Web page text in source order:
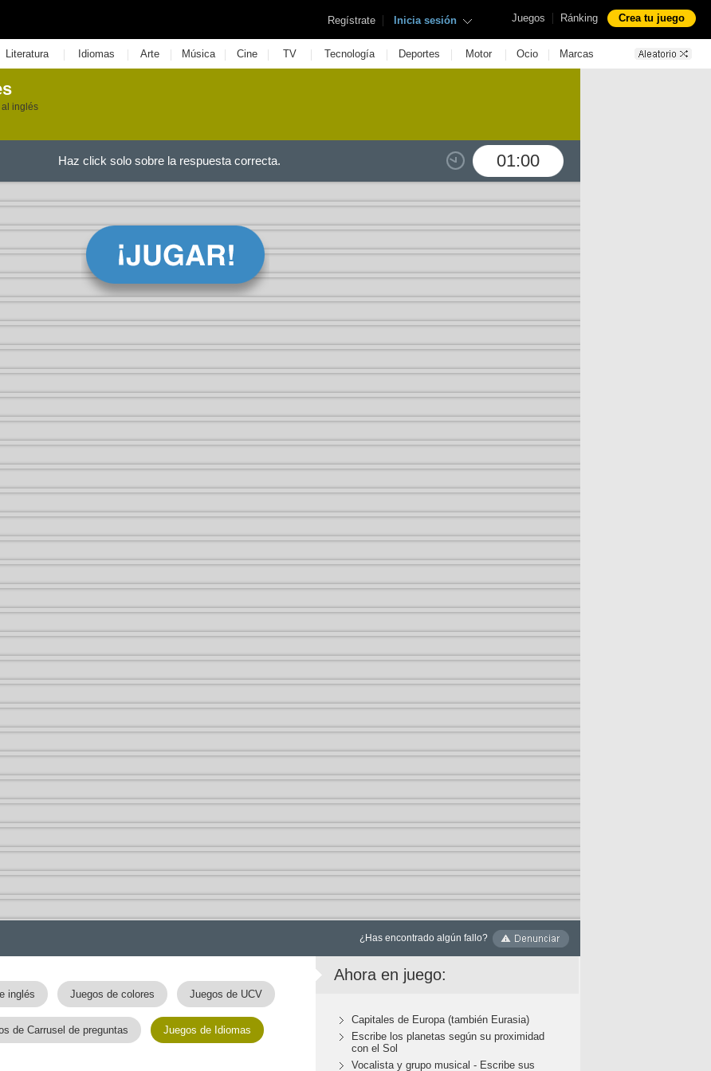
Juegos | Ránking Crea tu juego
Regístrate | Inicia sesión
Literatura | Idiomas | Arte | Música | Cine | TV | Tecnología | Deportes | Motor | Ocio | Marcas
inglés
01:00
Haz click solo sobre la respuesta correcta.
¿Has encontrado algún fallo?
inglés Juegos de colores Juegos de UCV
de Carrusel de preguntas Juegos de Idiomas
Ahora en juego:
Capitales de Europa (también Eurasia)
Escribe los planetas según su proximidad
con el Sol
Vocalista y grupo musical - Escribe sus